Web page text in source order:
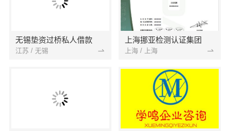
无锡垫资过桥私人借款
江苏 / 无锡
上海挪亚检测认证集团
上海 / 上海